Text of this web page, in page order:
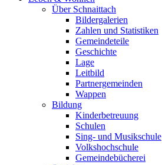
Über Schnaittach
Bildergalerien
Zahlen und Statistiken
Gemeindeteile
Geschichte
Lage
Leitbild
Partnergemeinden
Wappen
Bildung
Kinderbetreuung
Schulen
Sing- und Musikschule
Volkshochschule
Gemeindebücherei